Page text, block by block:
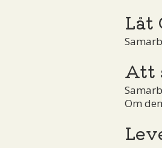
Låt
Att
Om